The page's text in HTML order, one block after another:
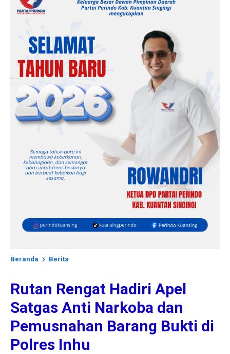
Beranda Berita
Rutan Rengat Hadiri Apel
Satgas Anti Narkoba dan
Pemusnahan Barang Bukti di
Polres Inhu